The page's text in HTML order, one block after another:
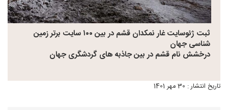
ثبت ژئوسایت غار نمکدان قشم در بین ۱۰۰ سایت برتر زمین
شناسی جهان
درخشش نام قشم در بین جاذبه های گردشگری جهان
تاریخ انتشار : 30 مهر 1401